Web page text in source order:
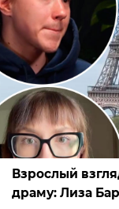
Взрослый
драму: Лиза